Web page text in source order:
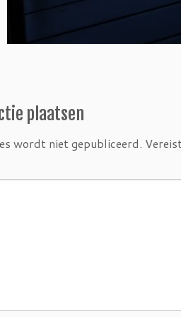
plaatsen
wordt niet gepubliceerd.